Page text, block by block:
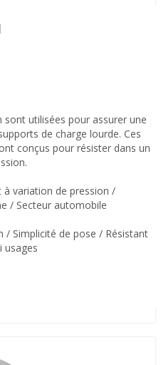
sont utilisées pour assurer une
de charge lourde. Ces
conçus pour résister dans un
à variation de pression /
/ Secteur automobile
/ Simplicité de pose / Résistant
usages